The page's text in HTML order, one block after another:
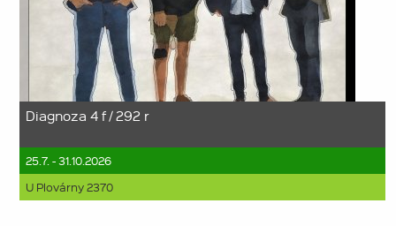
Diagnoza 4 f / 292 r
25.7. - 31.10.2026
U Plovárny 2370